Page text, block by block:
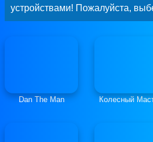
устройствами! Пожалуйста,
Dan The Man Колесный